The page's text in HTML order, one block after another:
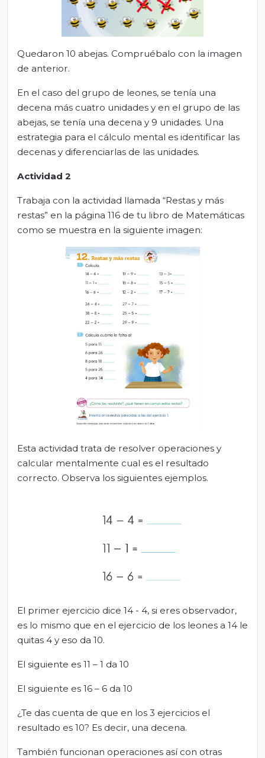
Quedaron 10 abejas. Compruébalo con la imagen
de anterior.
En el caso del grupo de leones, se tenía una
decena más cuatro unidades y en el grupo de las
abejas, se tenía una decena y 9 unidades. Una
estrategia para el cálculo mental es identificar las
decenas y diferenciarlas de las unidades.
Actividad 2
Trabaja con la actividad llamada “Restas y más
restas” en la página 116 de tu libro de Matemáticas
como se muestra en la siguiente imagen:
Esta actividad trata de resolver operaciones y
calcular mentalmente cual es el resultado
correcto. Observa los siguientes ejemplos.
El primer ejercicio dice 14 - 4, si eres observador,
es lo mismo que en el ejercicio de los leones a 14 le
quitas 4 y eso da 10.
El siguiente es 11 – 1 da 10
El siguiente es 16 – 6 da 10
¿Te das cuenta de que en los 3 ejercicios el
resultado es 10? Es decir, una decena.
También funcionan operaciones así con otras